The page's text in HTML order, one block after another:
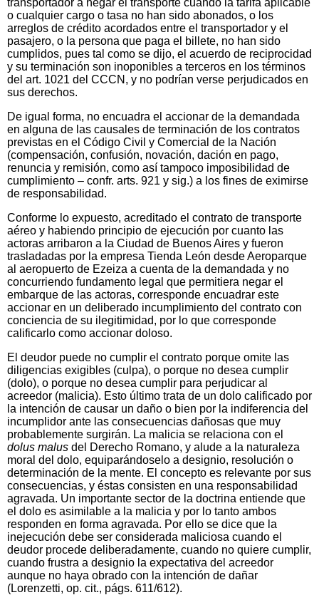
transportador a negar el transporte cuando la tarifa aplicable
o cualquier cargo o tasa no han sido abonados, o los
arreglos de crédito acordados entre el transportador y el
pasajero, o la persona que paga el billete, no han sido
cumplidos, pues tal como se dijo, el acuerdo de reciprocidad
y su terminación son inoponibles a terceros en los términos
del art. 1021 del CCCN, y no podrían verse perjudicados en
sus derechos.
De igual forma, no encuadra el accionar de la demandada
en alguna de las causales de terminación de los contratos
previstas en el Código Civil y Comercial de la Nación
(compensación, confusión, novación, dación en pago,
renuncia y remisión, como así tampoco imposibilidad de
cumplimiento – confr. arts. 921 y sig.) a los fines de eximirse
de responsabilidad.
Conforme lo expuesto, acreditado el contrato de transporte
aéreo y habiendo principio de ejecución por cuanto las
actoras arribaron a la Ciudad de Buenos Aires y fueron
trasladadas por la empresa Tienda León desde Aeroparque
al aeropuerto de Ezeiza a cuenta de la demandada y no
concurriendo fundamento legal que permitiera negar el
embarque de las actoras, corresponde encuadrar este
accionar en un deliberado incumplimiento del contrato con
conciencia de su ilegitimidad, por lo que corresponde
calificarlo como accionar doloso.
El deudor puede no cumplir el contrato porque omite las
diligencias exigibles (culpa), o porque no desea cumplir
(dolo), o porque no desea cumplir para perjudicar al
acreedor (malicia). Esto último trata de un dolo calificado por
la intención de causar un daño o bien por la indiferencia del
incumplidor ante las consecuencias dañosas que muy
probablemente surgirán. La malicia se relaciona con el
dolus malus del Derecho Romano, y alude a la naturaleza
moral del dolo, equiparándoselo a designio, resolución o
determinación de la mente. El concepto es relevante por sus
consecuencias, y éstas consisten en una responsabilidad
agravada. Un importante sector de la doctrina entiende que
el dolo es asimilable a la malicia y por lo tanto ambos
responden en forma agravada. Por ello se dice que la
inejecución debe ser considerada maliciosa cuando el
deudor procede deliberadamente, cuando no quiere cumplir,
cuando frustra a designio la expectativa del acreedor
aunque no haya obrado con la intención de dañar
(Lorenzetti, op. cit., págs. 611/612).